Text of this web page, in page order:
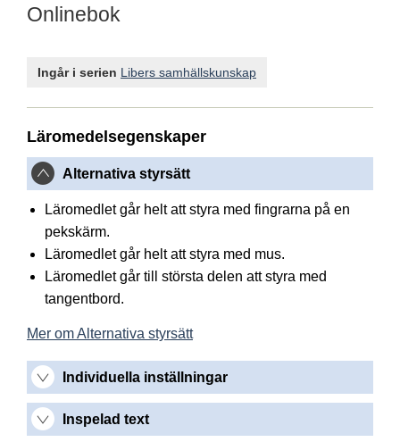
Onlinebok
Ingår i serien Libers samhällskunskap
Läromedelsegenskaper
Alternativa styrsätt
Läromedlet går helt att styra med fingrarna på en
pekskärm.
Läromedlet går helt att styra med mus.
Läromedlet går till största delen att styra med
tangentbord.
Mer om Alternativa styrsätt
Individuella inställningar
Inspelad text